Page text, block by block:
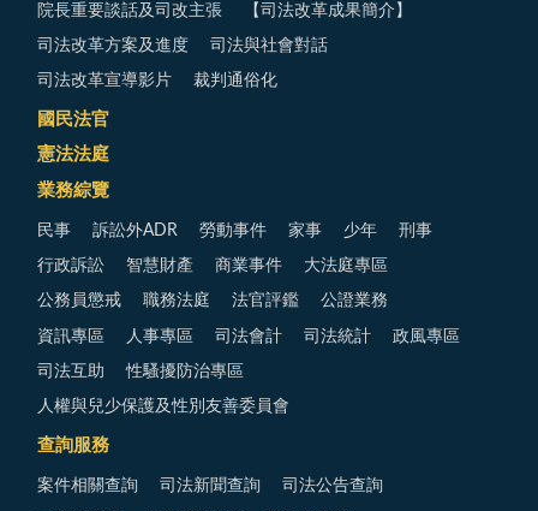
院長重要談話及司改主張 【司法改革成果簡介】
司法改革方案及進度 司法與社會對話
司法改革宣導影片 裁判通俗化
國民法官
憲法法庭
業務綜覽
民事 訴訟外ADR 勞動事件 家事 少年 刑事
行政訴訟 智慧財產 商業事件 大法庭專區
公務員懲戒 職務法庭 法官評鑑 公證業務
資訊專區 人事專區 司法會計 司法統計 政風專區
司法互助 性騷擾防治專區
人權與兒少保護及性別友善委員會
查詢服務
案件相關查詢 司法新聞查詢 司法公告查詢